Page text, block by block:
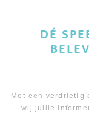
DÉ
Met een verdrietig
wij jullie